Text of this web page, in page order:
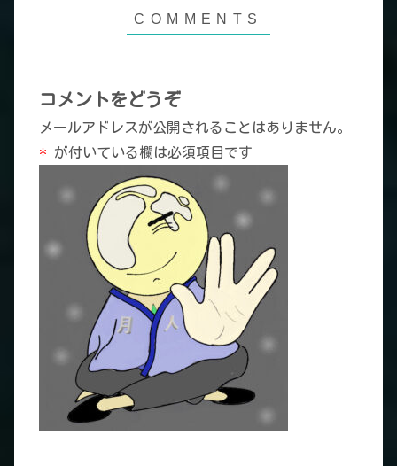
コメントをどうぞ
メールアドレスが公開されることはありません。
* が付いている欄は必須項目です